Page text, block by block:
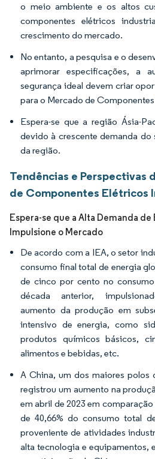
o meio ambiente e os altos
componentes elétricos
crescimento do mercado.
No entanto, a pesquisa e o
aprimorar especificações, a
segurança ideal devem criar
para o Mercado de
Espera-se que a região Ásia-
devido à crescente demanda do
da região.
Tendências e Perspectivas
de Componentes Elétricos
Espera-se que a Alta Demanda
Impulsione o Mercado
De acordo com a IEA, o setor
consumo final total de energia
de cinco por cento no
década anterior,
aumento da produção em
intensivo de energia, como
produtos químicos básicos,
alimentos e bebidas, etc.
A China, um dos maiores polos
registrou um aumento na
em abril de 2023 em
de 40,66% do consumo total
proveniente de atividades
alta tecnologia e equipamentos,